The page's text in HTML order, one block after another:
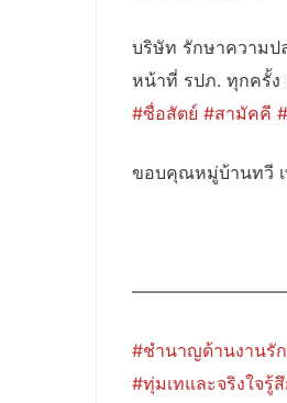
บริษัท รักษาความป
หน้าที่ รปภ. ทุกครั้ง
#ซื่อสัตย์ #สามัคคี
ขอบคุณหมู่บ้านทวี เ
#ชำนาญด้านงานรั
#ทุ่มเทและจริงใจรู้